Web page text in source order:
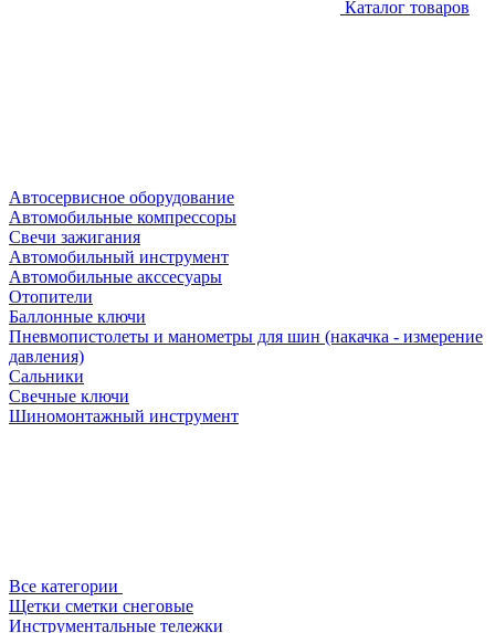
Каталог товаров
Автосервисное оборудование
Автомобильные компрессоры
Свечи зажигания
Автомобильный инструмент
Автомобильные акссесуары
Отопители
Баллонные ключи
Пневмопистолеты и манометры для шин (накачка - измерение
давления)
Сальники
Свечные ключи
Шиномонтажный инструмент
Все категории
Щетки сметки снеговые
Инструментальные тележки